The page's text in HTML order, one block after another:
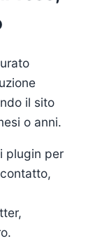
il sito
o anni.
plugin per